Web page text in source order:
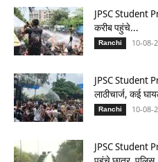
JPSC Student
करीब पहुंचे...
Ranchi 10-08-
JPSC Student
लाठीचार्ज, कई
Ranchi 10-08-
JPSC Student